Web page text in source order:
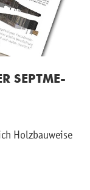
SEPT­ME­
Holz­bau­wei­se